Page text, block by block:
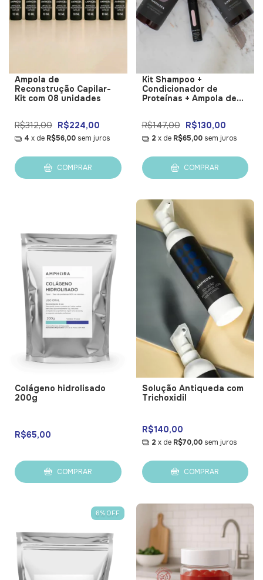
Ampola de
Reconstrução Capilar-
Kit com 08 unidades
R$312,00 R$224,00
4 x de R$56,00 sem juros
COMPRAR
Kit Shampoo +
Condicionador de
Proteínas + Ampola de
R$147,00 R$130,00
2 x de R$65,00 sem juros
COMPRAR
Colágeno hidrolisado
200g
R$65,00
COMPRAR
Solução Antiqueda com
Trichoxidil
R$140,00
2 x de R$70,00 sem juros
COMPRAR
6% OFF